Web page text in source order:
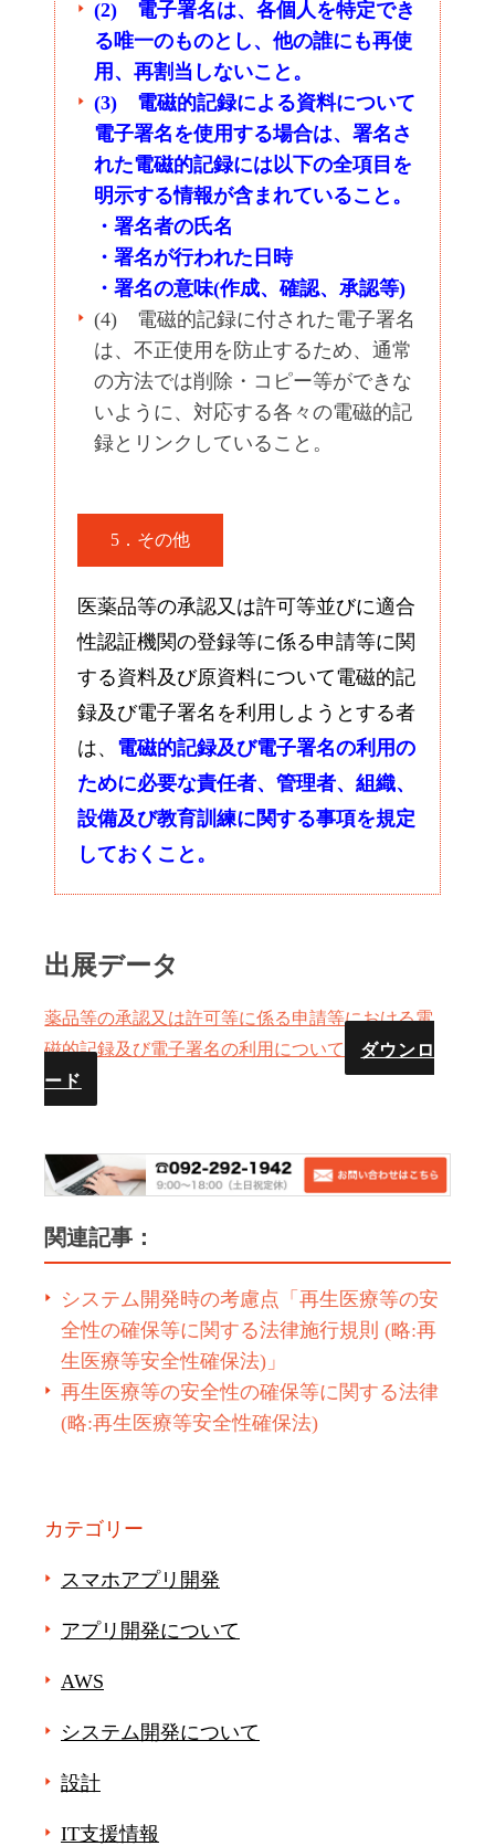
(2) 電子署名は、各個人を特定でき
る唯一のものとし、他の誰にも再使
用、再割当しないこと。
(3) 電磁的記録による資料について
電子署名を使用する場合は、署名さ
れた電磁的記録には以下の全項目を
明示する情報が含まれていること。
・署名者の氏名
・署名が行われた日時
・署名の意味(作成、確認、承認等)
(4) 電磁的記録に付された電子署名
は、不正使用を防止するため、通常
の方法では削除・コピー等ができな
いように、対応する各々の電磁的記
録とリンクしていること。
5．その他
医薬品等の承認又は許可等並びに適合
性認証機関の登録等に係る申請等に関
する資料及び原資料について電磁的記
録及び電子署名を利用しようとする者
は、 電磁的記録及び電子署名の利用の
ために必要な責任者、管理者、組織、
設備及び教育訓練に関する事項を規定
しておくこと。
出展データ
薬品等の承認又は許可等に係る申請等における電
磁的記録及び電子署名の利用について
ダウンロ
ード
関連記事：
システム開発時の考慮点「再生医療等の安
全性の確保等に関する法律施行規則 (略:再
生医療等安全性確保法)」
再生医療等の安全性の確保等に関する法律
(略:再生医療等安全性確保法)
カテゴリー
スマホアプリ開発
アプリ開発について
AWS
システム開発について
設計
IT支援情報